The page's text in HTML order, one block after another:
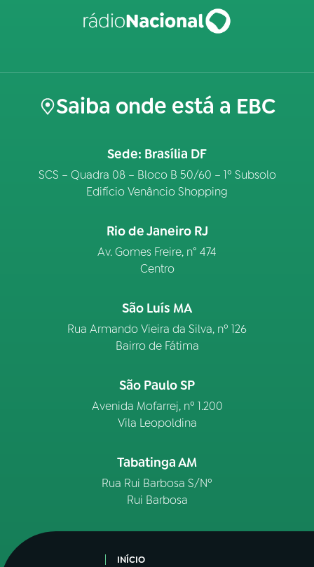
Saiba onde está a EBC
Sede: Brasília DF
SCS – Quadra 08 – Bloco B 50/60 – 1º Subsolo
Edifício Venâncio Shopping
Rio de Janeiro RJ
Av. Gomes Freire, n° 474
Centro
São Luís MA
Rua Armando Vieira da Silva, nº 126
Bairro de Fátima
São Paulo SP
Avenida Mofarrej, nº 1.200
Vila Leopoldina
Tabatinga AM
Rua Rui Barbosa S/Nº
Rui Barbosa
INÍCIO